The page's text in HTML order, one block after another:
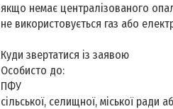
якщо немає централізованого
не використовується газ або
Куди звертатися із заявою
Особисто до:
ПФУ
сільської, селищної, міської ради